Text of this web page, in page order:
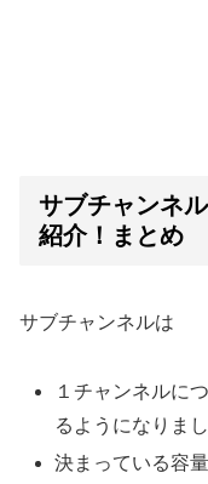
サブチャンネ
紹介！まとめ
サブチャンネルは
１チャンネルに
るようになりまし
決まっている容